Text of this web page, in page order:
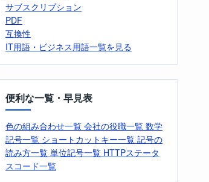
サブスクリプション
PDF
互換性
IT用語・ビジネス用語一覧を見る
便利な一覧・早見表
色の組み合わせ一覧 会社の役職一覧 数学
記号一覧 ショートカットキー一覧 記号の
読み方一覧 単位記号一覧 HTTPステータ
スコード一覧